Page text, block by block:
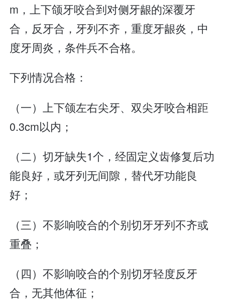
m，上下颌牙咬合到对侧牙龈的深覆牙
合，反牙合，牙列不齐，重度牙龈炎，中
度牙周炎，条件兵不合格。
下列情况合格：
（一）上下颌左右尖牙、双尖牙咬合相距
0.3cm以内；
（二）切牙缺失1个，经固定义齿修复后功
能良好，或牙列无间隙，替代牙功能良
好；
（三）不影响咬合的个别切牙牙列不齐或
重叠；
（四）不影响咬合的个别切牙轻度反牙
合，无其他体征；